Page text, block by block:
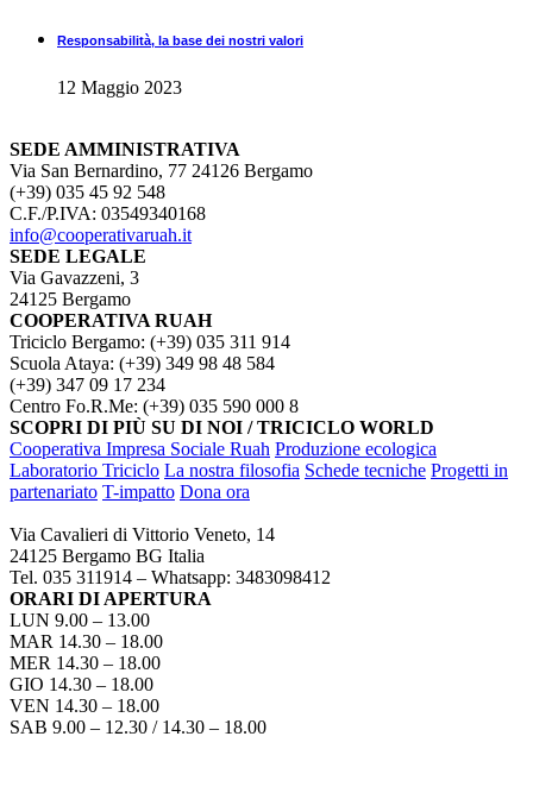
Responsabilità, la base dei nostri valori
12 Maggio 2023
SEDE AMMINISTRATIVA
Via San Bernardino, 77 24126 Bergamo
(+39) 035 45 92 548
C.F./P.IVA: 03549340168
info@cooperativaruah.it
SEDE LEGALE
Via Gavazzeni, 3
24125 Bergamo
COOPERATIVA RUAH
Triciclo Bergamo: (+39) 035 311 914
Scuola Ataya: (+39) 349 98 48 584
(+39) 347 09 17 234
Centro Fo.R.Me: (+39) 035 590 000 8
SCOPRI DI PIÙ SU DI NOI / TRICICLO WORLD
Cooperativa Impresa Sociale Ruah Produzione ecologica
Laboratorio Triciclo La nostra filosofia Schede tecniche Progetti in
partenariato T-impatto Dona ora
Via Cavalieri di Vittorio Veneto, 14
24125 Bergamo BG Italia
Tel. 035 311914 – Whatsapp: 3483098412
ORARI DI APERTURA
LUN 9.00 – 13.00
MAR 14.30 – 18.00
MER 14.30 – 18.00
GIO 14.30 – 18.00
VEN 14.30 – 18.00
SAB 9.00 – 12.30 / 14.30 – 18.00